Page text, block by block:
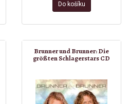
Do košíku
Brunner und Brunner: Die
größten Schlagerstars CD